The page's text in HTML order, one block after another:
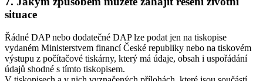
situace
Řádné DAP nebo dodatečné DAP lze podat jen na tiskopise
vydaném Ministerstvem financí České republiky nebo na tiskovém
výstupu z počítačové tiskárny, který má údaje, obsah i uspořádání
údajů shodné s tímto tiskopisem.